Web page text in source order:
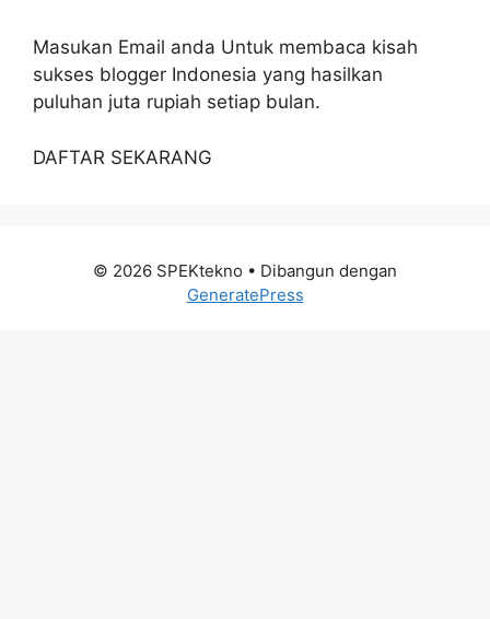
Masukan Email anda Untuk membaca kisah
sukses blogger Indonesia yang hasilkan
puluhan juta rupiah setiap bulan.
DAFTAR SEKARANG
© 2026 SPEKtekno • Dibangun dengan
GeneratePress